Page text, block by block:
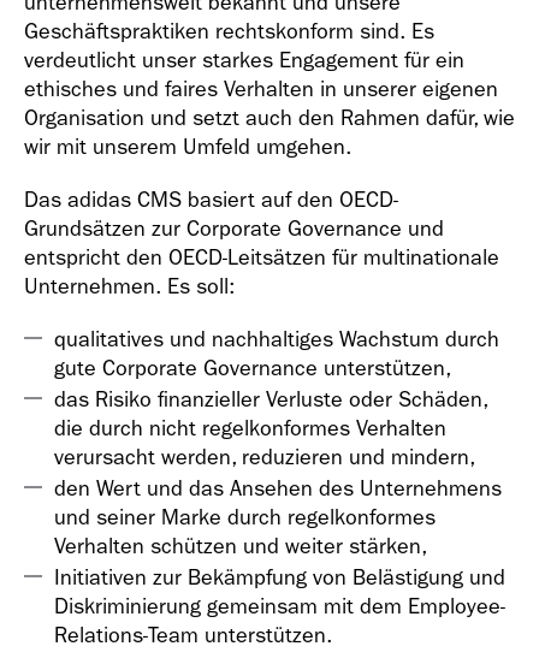
Geschäftspraktiken rechtskonform sind. Es
verdeutlicht unser starkes Engagement für ein
ethisches und faires Verhalten in unserer eigenen
Organisation und setzt auch den Rahmen dafür, wie
wir mit unserem Umfeld umgehen.
Das adidas CMS basiert auf den OECD-
Grundsätzen zur Corporate Governance und
entspricht den OECD-Leitsätzen für multinationale
Unternehmen. Es soll:
qualitatives und nachhaltiges Wachstum durch
gute Corporate Governance unterstützen,
das Risiko finanzieller Verluste oder Schäden,
die durch nicht regelkonformes Verhalten
verursacht werden, reduzieren und mindern,
den Wert und das Ansehen des Unternehmens
und seiner Marke durch regelkonformes
Verhalten schützen und weiter stärken,
Initiativen zur Bekämpfung von Belästigung und
Diskriminierung gemeinsam mit dem Employee-
Relations-Team unterstützen.